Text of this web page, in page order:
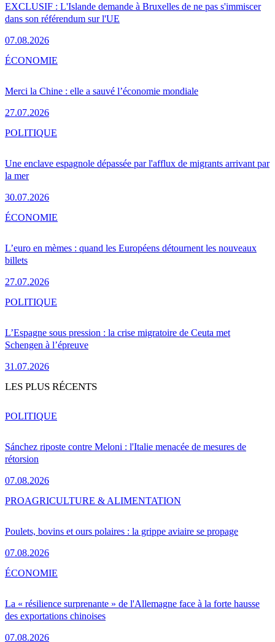
EXCLUSIF : L'Islande demande à Bruxelles de ne pas s'immiscer
dans son référendum sur l'UE
07.08.2026
Merci la Chine : elle a sauvé l’économie mondiale
27.07.2026
ÉCONOMIE
Une enclave espagnole dépassée par l'afflux de migrants arrivant par
la mer
30.07.2026
POLITIQUE
L’euro en mèmes : quand les Européens détournent les nouveaux
billets
27.07.2026
ÉCONOMIE
L’Espagne sous pression : la crise migratoire de Ceuta met
Schengen à l’épreuve
31.07.2026
POLITIQUE
LES PLUS RÉCENTS
Sánchez riposte contre Meloni : l'Italie menacée de mesures de
rétorsion
07.08.2026
POLITIQUE
Poulets, bovins et ours polaires : la grippe aviaire se propage
07.08.2026
PROAGRICULTURE & ALIMENTATION
La « résilience surprenante » de l'Allemagne face à la forte hausse
des exportations chinoises
07.08.2026
ÉCONOMIE